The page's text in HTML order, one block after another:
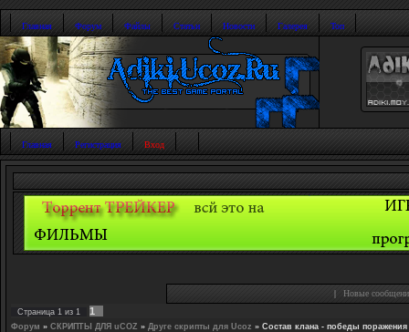
Главная Форум Файлы Статьи Новости Галерея Топ
Главная Регистрация Вход
| Новые
Страница 1 из 1 1
Форум » СКРИПТЫ ДЛЯ uCOZ » Друге скрипты для Ucoz » Состав клана - победы